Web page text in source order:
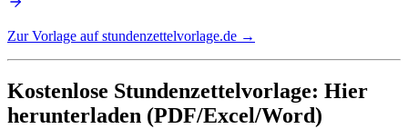
Zur Vorlage auf stundenzettelvorlage.de →
Kostenlose Stundenzettelvorlage: Hier
herunterladen (PDF/Excel/Word)